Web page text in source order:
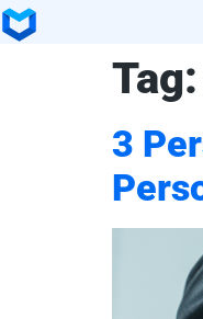
Tag:
3